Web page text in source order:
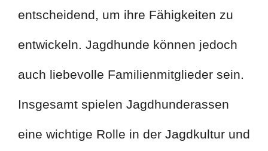
entscheidend, um ihre Fähigkeiten zu
entwickeln. Jagdhunde können jedoch
auch liebevolle Familienmitglieder sein.
Insgesamt spielen Jagdhunderassen
eine wichtige Rolle in der Jagdkultur und